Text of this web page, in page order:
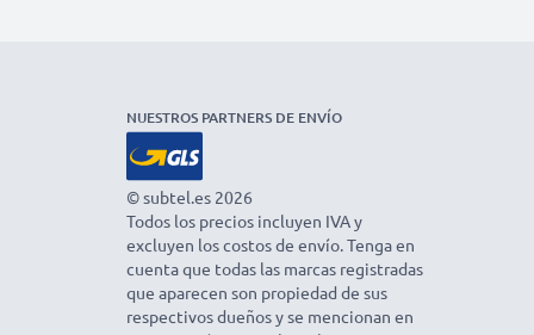
NUESTROS PARTNERS DE ENVÍO
© subtel.es 2026
Todos los precios incluyen IVA y
excluyen los costos de envío. Tenga en
cuenta que todas las marcas registradas
que aparecen son propiedad de sus
respectivos dueños y se mencionan en